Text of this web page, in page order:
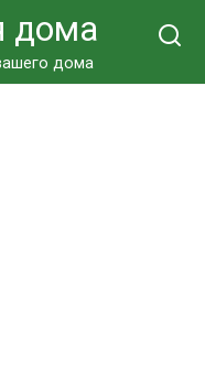
дома
дома